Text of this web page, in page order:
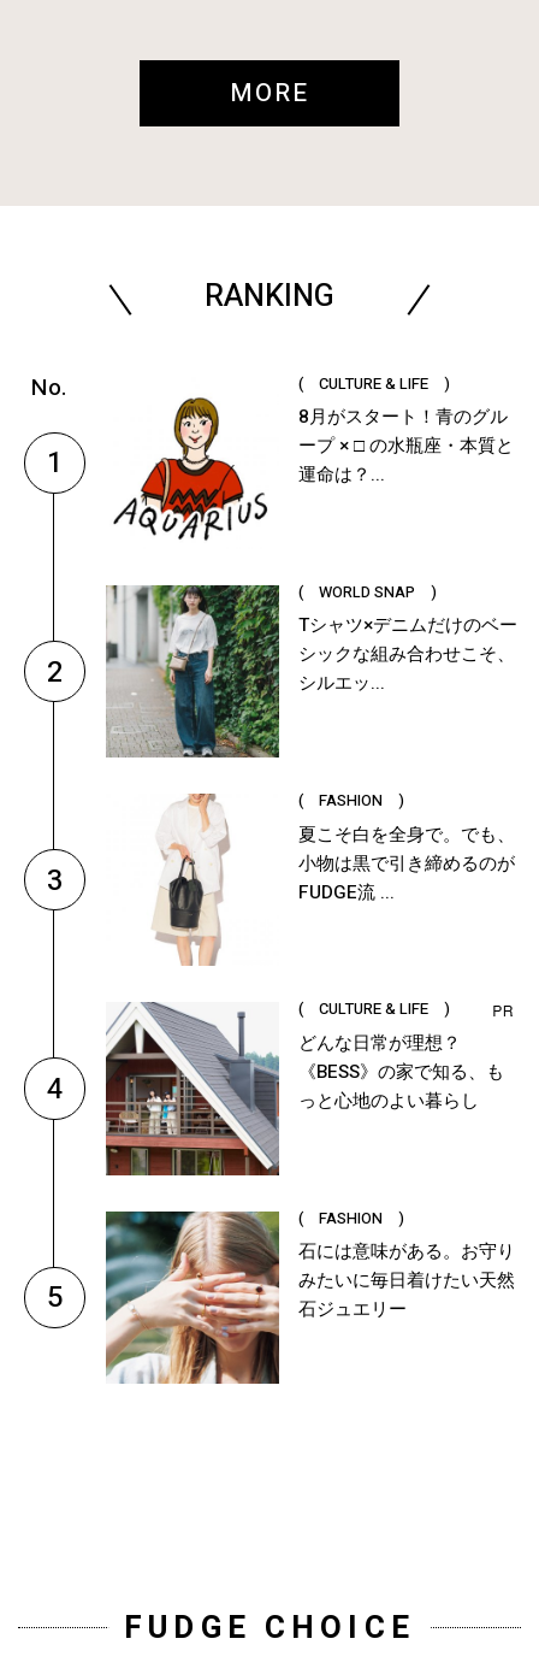
MORE
RANKING
1
( CULTURE & LIFE )
8月がスタート！青のグル
ープ × □ の水瓶座・本質と
運命は？...
2
( WORLD SNAP )
Tシャツ×デニムだけのベー
シックな組み合わせこそ、
シルエッ...
3
( FASHION )
夏こそ白を全身で。でも、
小物は黒で引き締めるのが
FUDGE流 ...
4
( CULTURE & LIFE )
どんな日常が理想？
《BESS》の家で知る、も
っと心地のよい暮らし
5
( FASHION )
石には意味がある。お守り
みたいに毎日着けたい天然
石ジュエリー
FUDGE CHOICE